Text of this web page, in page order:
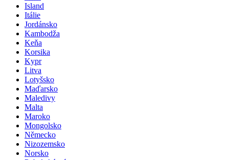
Island
Itálie
Jordánsko
Kambodža
Keňa
Korsika
Kypr
Litva
Lotyšsko
Maďarsko
Maledivy
Malta
Maroko
Mongolsko
Německo
Nizozemsko
Norsko